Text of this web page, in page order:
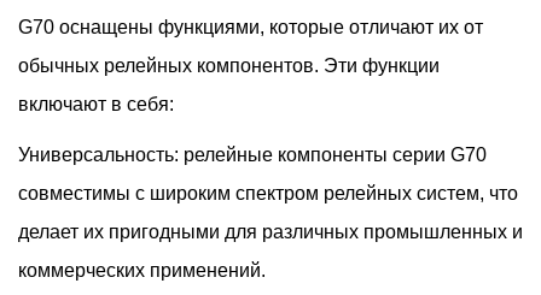
G70 оснащены функциями, которые отличают их от
обычных релейных компонентов. Эти функции
включают в себя:
Универсальность: релейные компоненты серии G70
совместимы с широким спектром релейных систем, что
делает их пригодными для различных промышленных и
коммерческих применений.